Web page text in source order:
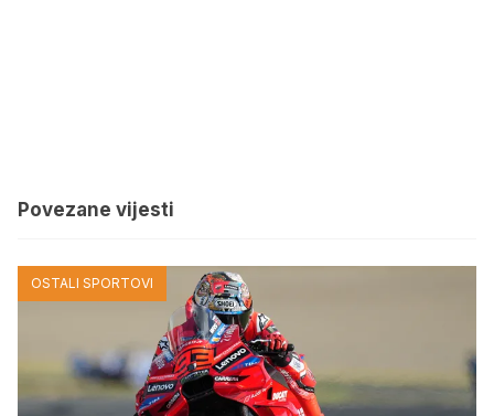
Povezane vijesti
OSTALI SPORTOVI